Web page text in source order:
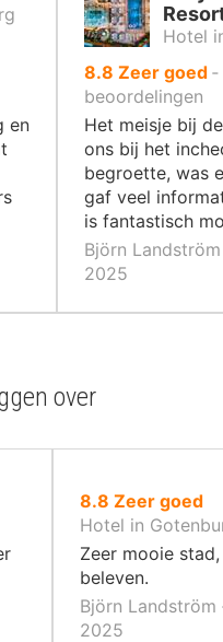
en
Hotel
8.8 uit
10
Zeer goed ‐
beoordelingen
Het meisje bij
ons bij het
begroette, was
gaf veel
is fantastisch
Björn
2025
over
8.8 uit
10
,
Zeer goed
Hotel in
Zeer mooie
beleven.
Björn Landström
2025